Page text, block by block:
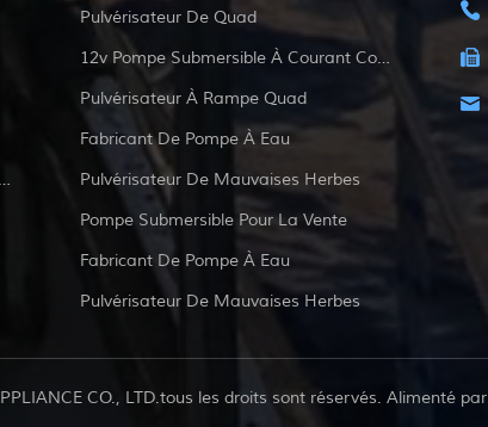
Politique De Confidentialité
Pulvérisateur De Quad
12v Pompe Submersible À Courant Continu
Pulvérisateur À Rampe Quad
Fabricant De Pompe À Eau
Pulvérisateur De Mauvaises Herbes
Pompe Submersible Pour La Vente
Fabricant De Pompe À Eau
Pulvérisateur De Mauvaises Herbes
CO., LTD.tous les droits sont réservés. Alimenté par